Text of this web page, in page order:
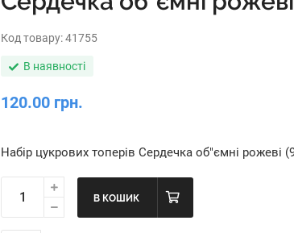
Код товару:41755
В наявності
120.00 грн.
Набір цукрових топерів Сердечка об"ємні рожеві
В КОШИК